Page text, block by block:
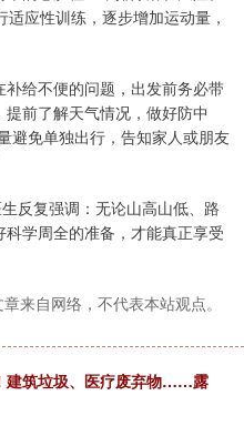
应性训练，逐步增加运动量，
给不便的问题，出发前务必带
前了解天气情况，做好防中
避免单独出行，告知家人或朋友
反复强调：无论山高山低、路
学周全的准备，才能真正享受
来自网络，不代表本站观点。
建筑垃圾、医疗废弃物……露